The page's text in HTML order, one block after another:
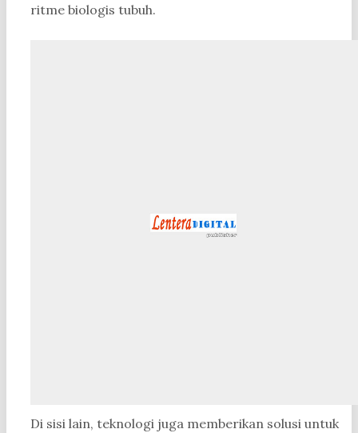
ritme biologis tubuh.
Di sisi lain, teknologi juga memberikan solusi untuk